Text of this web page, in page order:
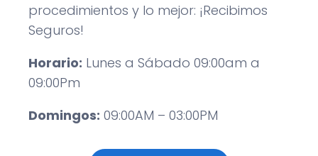
procedimientos y lo mejor: ¡Recibimos
Seguros!
Horario: Lunes a Sábado 09:00am a
09:00Pm
Domingos: 09:00AM – 03:00PM